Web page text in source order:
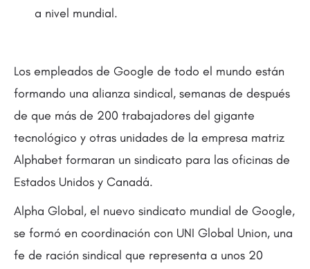
a nivel mundial.
Los empleados de Google de todo el mundo están
formando una alianza sindical, semanas de después
de que más de 200 trabajadores del gigante
tecnológico y otras unidades de la empresa matriz
Alphabet formaran un sindicato para las oficinas de
Estados Unidos y Canadá.
Alpha Global, el nuevo sindicato mundial de Google,
se formó en coordinación con UNI Global Union, una
fe de ración sindical que representa a unos 20